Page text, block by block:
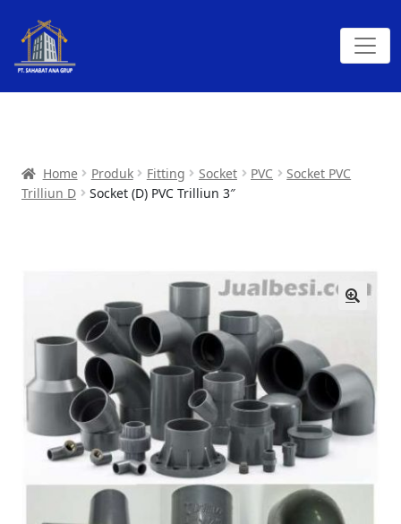
Home Produk Fitting Socket PVC
Socket PVC
Trilliun D
Socket (D) PVC Trilliun 3″